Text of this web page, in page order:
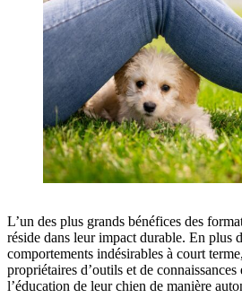
L’un des plus grands bénéfices des
réside dans leur impact durable. En plus
comportements indésirables à court
propriétaires d’outils et de connaissances
l’éducation de leur chien de manière